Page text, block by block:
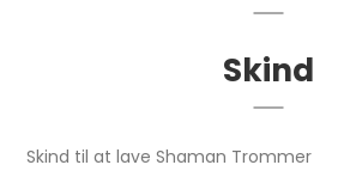
Skind
Skind til at lave Shaman Trommer